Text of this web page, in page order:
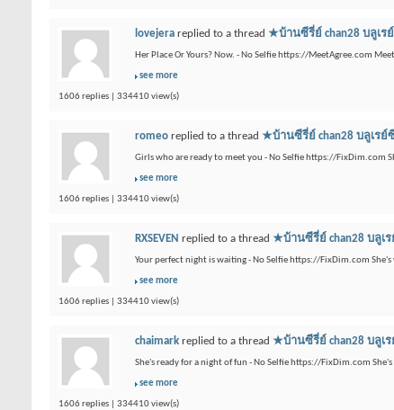
lovejera replied to a thread ★บ้านซีรี่ย์ chan28 บ
Her Place Or Yours? Now. - No Selfie https://MeetAgree.com
see more
1606 replies | 334410 view(s)
romeo replied to a thread ★บ้านซีรี่ย์ chan28 บลู
Girls who are ready to meet you - No Selfie https://FixDim.com
see more
1606 replies | 334410 view(s)
RXSEVEN replied to a thread ★บ้านซีรี่ย์ chan28
Your perfect night is waiting - No Selfie https://FixDim.com
see more
1606 replies | 334410 view(s)
chaimark replied to a thread ★บ้านซีรี่ย์ chan28
She's ready for a night of fun - No Selfie https://FixDim.com
see more
1606 replies | 334410 view(s)